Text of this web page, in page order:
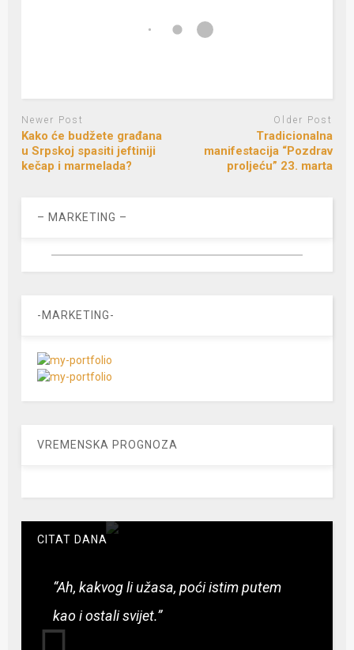
Newer Post
Kako će budžete građana
u Srpskoj spasiti jeftiniji
kečap i marmelada?
Older Post
Tradicionalna
manifestacija “Pozdrav
proljeću” 23. marta
– MARKETING –
-MARKETING-
VREMENSKA PROGNOZA
CITAT DANA
“Ah, kakvog li užasa, poći istim putem
kao i ostali svijet.”